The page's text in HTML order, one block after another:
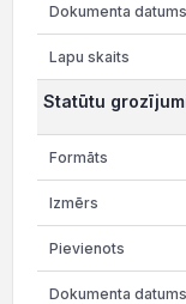
Statūtu